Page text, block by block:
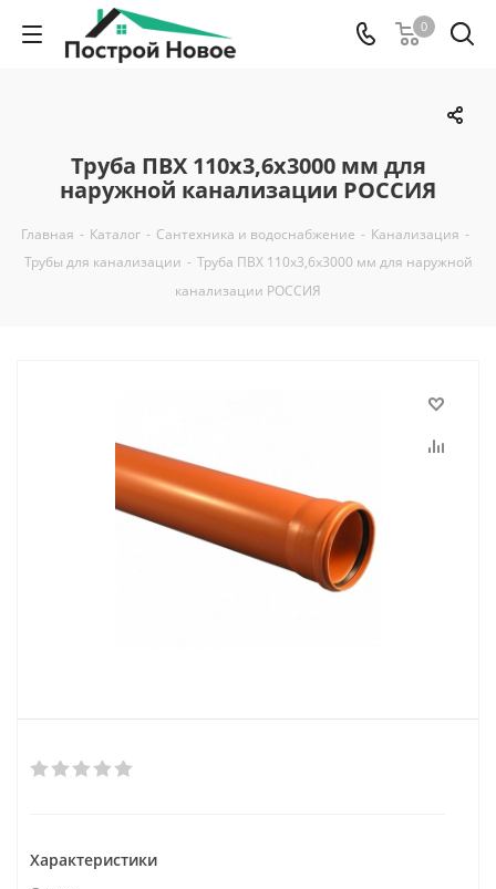
0
Труба ПВХ 110х3,6х3000 мм для
наружной канализации РОССИЯ
Главная - Каталог - Сантехника и водоснабжение - Канализация -
Трубы для канализации - Труба ПВХ 110х3,6х3000 мм для наружной
канализации РОССИЯ
Характеристики